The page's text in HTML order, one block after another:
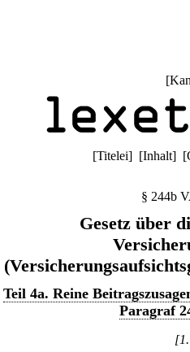
[
[Titelei] [Inhalt] [
§ 244b
Gesetz über
Teil 4a. Reine
Paragraf